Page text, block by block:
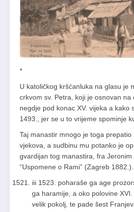
*
U katoličkog kršćanluka na glasu je
crkvom sv. Petra, koji je osnovan na
negdje pod konac XV. vijeka a kako
1493., jer se u to vrijeme spominje
Taj manastir mnogo je toga prepatio
vjekova, a sudbinu mu potanko je
gvardijan tog manastira, fra Jeronim
“Uspomene o Rami” (Zagreb 1882.).
iii 1523. poharaše ga age
ga haramije, a oko polovine
velik pokolj, te pade šest